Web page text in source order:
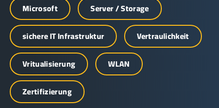
Microsoft
Server / Storage
sichere IT Infrastruktur
Vertraulichkeit
Vritualisierung
WLAN
Zertifizierung